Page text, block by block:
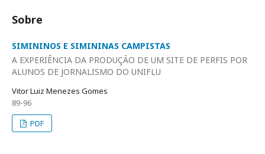
Sobre
SIMININOS E SIMININAS CAMPISTAS
A EXPERIÊNCIA DA PRODUÇÃO DE UM SITE DE PERFIS POR
ALUNOS DE JORNALISMO DO UNIFLU
Vitor Luiz Menezes Gomes
89-96
PDF